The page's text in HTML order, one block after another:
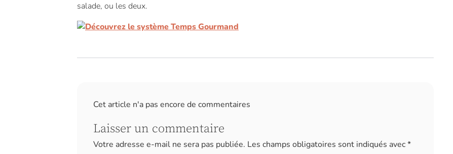
salade, ou les deux.
Cet article n'a pas encore de commentaires
Laisser un commentaire
Votre adresse e-mail ne sera pas publiée. Les champs obligatoires sont indiqués avec*